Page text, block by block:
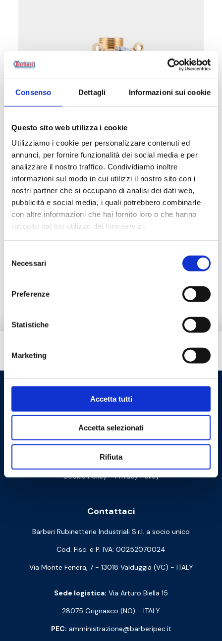
Consenso Dettagli Informazioni sui cookie
Questo sito web utilizza i cookie
Utilizziamo i cookie per personalizzare contenuti ed
annunci, per fornire funzionalità dei social media e per
analizzare il nostro traffico. Condividiamo inoltre
informazioni sul modo in cui utilizzi il nostro sito con i
nostri partner che si occupano di analisi dei dati web,
pubblicità e social media, i quali potrebbero combinarle
con altre informazioni che hai fornito loro o che hanno
raccolto dal tuo utilizzo dei loro servizi.
delNecessari
Preferenze
Statistiche
Marketing
Accetta tutti
Accetta selezionati
Rifiuta
V53
Valvola miscelatrice bivalente
Campo di temperatura di esercizio : 0–110
Coppia di rotazione otturatore: <5 N·m
Angolo di rotazione: 90°
Trafilamento: <0,1%
termici, soluzioni glicolate (max 50%)
Pressione massima di esercizio: 10 bar
Cookie Policy Privacy Policy
Contattaci
Barberi Rubinetterie Industriali S.r.l. a socio unico
Cod. Fisc. e P. IVA: 00252070024
Via Monte Fenera, 7 - 13018 Valduggia (VC) - ITALY
Sede logistica: Via Arturo Biella 15
28075 Grignasco (NO) - ITALY
PEC: amministrazione@barberipec.it